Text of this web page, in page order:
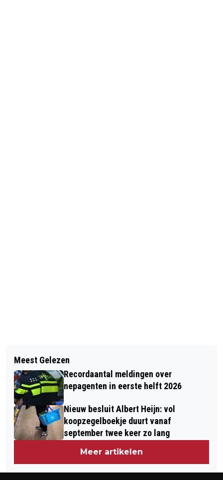
OEFENING KONINKLIJKE LANDMACHT
WAARSCHUWING: TOENAME
INBRAKEN IN BEDRIJFSAUTO’S,
SCHUREN EN BOUWCONTAINERS
Meest Gelezen
Recordaantal meldingen over
nepagenten in eerste helft 2026
Nieuw besluit Albert Heijn: vol
koopzegelboekje duurt vanaf
september twee keer zo lang
Meer artikelen